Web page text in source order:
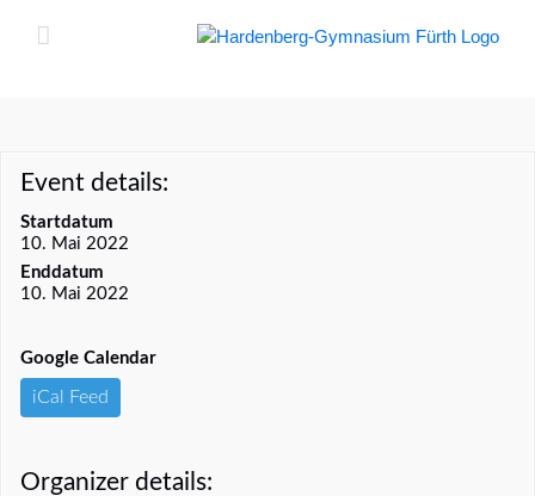
Event details:
Startdatum
10. Mai 2022
Enddatum
10. Mai 2022
Google Calendar
iCal Feed
Organizer details: